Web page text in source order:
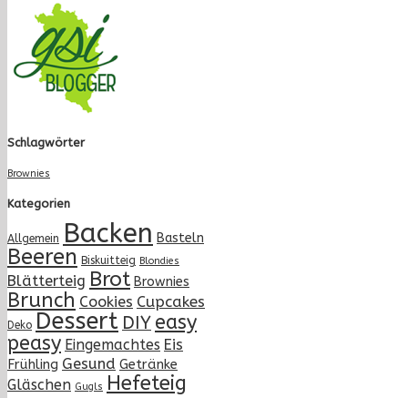
Schlagwörter
Brownies
Kategorien
Allgemein Backen Basteln
Beeren Biskuitteig Blondies
Blätterteig Brot Brownies
Brunch Cookies Cupcakes
Deko Dessert DIY easy
peasy Eingemachtes Eis
Frühling Gesund Getränke
Gläschen Gugls Hefeteig